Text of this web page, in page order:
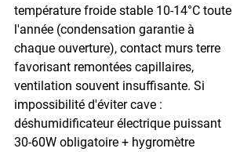
température froide stable 10-14°C toute
l'année (condensation garantie à
chaque ouverture), contact murs terre
favorisant remontées capillaires,
ventilation souvent insuffisante. Si
impossibilité d'éviter cave :
déshumidificateur électrique puissant
30-60W obligatoire + hygromètre